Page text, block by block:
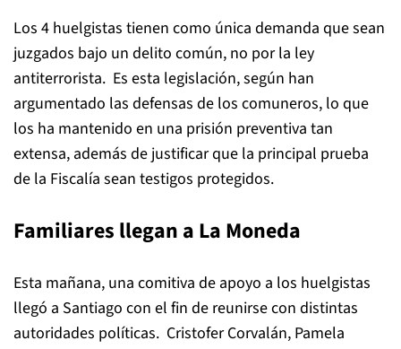
Los 4 huelgistas tienen como única demanda que sean
juzgados bajo un delito común, no por la ley
antiterrorista. Es esta legislación, según han
argumentado las defensas de los comuneros, lo que
los ha mantenido en una prisión preventiva tan
extensa, además de justificar que la principal prueba
de la Fiscalía sean testigos protegidos.
Familiares llegan a La Moneda
Esta mañana, una comitiva de apoyo a los huelgistas
llegó a Santiago con el fin de reunirse con distintas
autoridades políticas. Cristofer Corvalán, Pamela